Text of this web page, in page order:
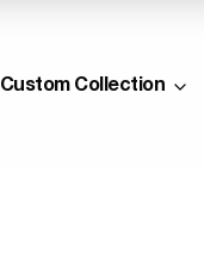
Custom Collection